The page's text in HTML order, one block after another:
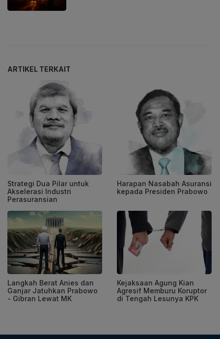
ARTIKEL TERKAIT
Strategi Dua Pilar untuk
Akselerasi Industri
Perasuransian
Harapan Nasabah Asuransi
kepada Presiden Prabowo
Langkah Berat Anies dan
Ganjar Jatuhkan Prabowo
- Gibran Lewat MK
Kejaksaan Agung Kian
Agresif Memburu Koruptor
di Tengah Lesunya KPK